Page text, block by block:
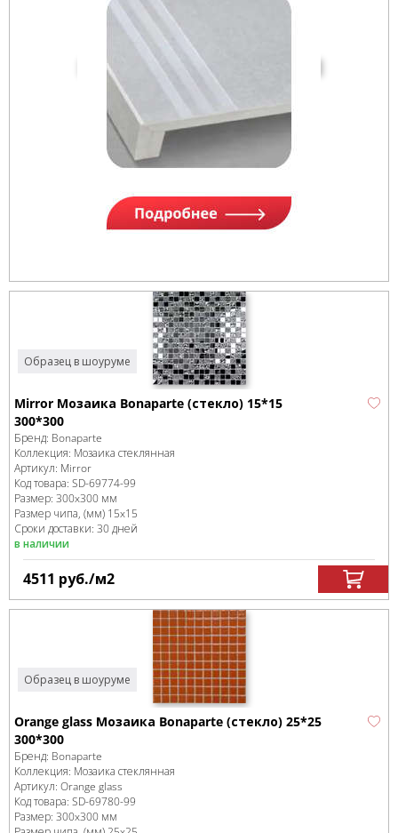
Образец в шоуруме
Mirror Мозаика Bonaparte (стекло) 15*15
300*300
Бренд: Bonaparte
Коллекция: Мозаика стеклянная
Артикул: Mirror
Код товара: SD-69774-99
Размер: 300x300 мм
Размер чипа, (мм) 15x15
Сроки доставки: 30 дней
в наличии
4511 руб./м2
Образец в шоуруме
Orange glass Мозаика Bonaparte (стекло) 25*25
300*300
Бренд: Bonaparte
Коллекция: Мозаика стеклянная
Артикул: Orange glass
Код товара: SD-69780-99
Размер: 300x300 мм